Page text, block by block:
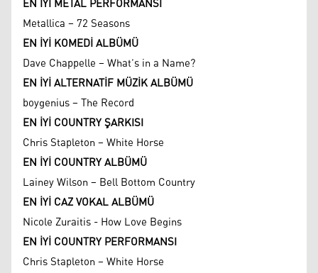
Metallica – 72 Seasons
EN İYİ KOMEDİ ALBÜMÜ
Dave Chappelle – What’s in a Name?
EN İYİ ALTERNATİF MÜZİK ALBÜMÜ
boygenius – The Record
EN İYİ COUNTRY ŞARKISI
Chris Stapleton – White Horse
EN İYİ COUNTRY ALBÜMÜ
Lainey Wilson – Bell Bottom Country
EN İYİ CAZ VOKAL ALBÜMÜ
Nicole Zuraitis - How Love Begins
EN İYİ COUNTRY PERFORMANSI
Chris Stapleton – White Horse